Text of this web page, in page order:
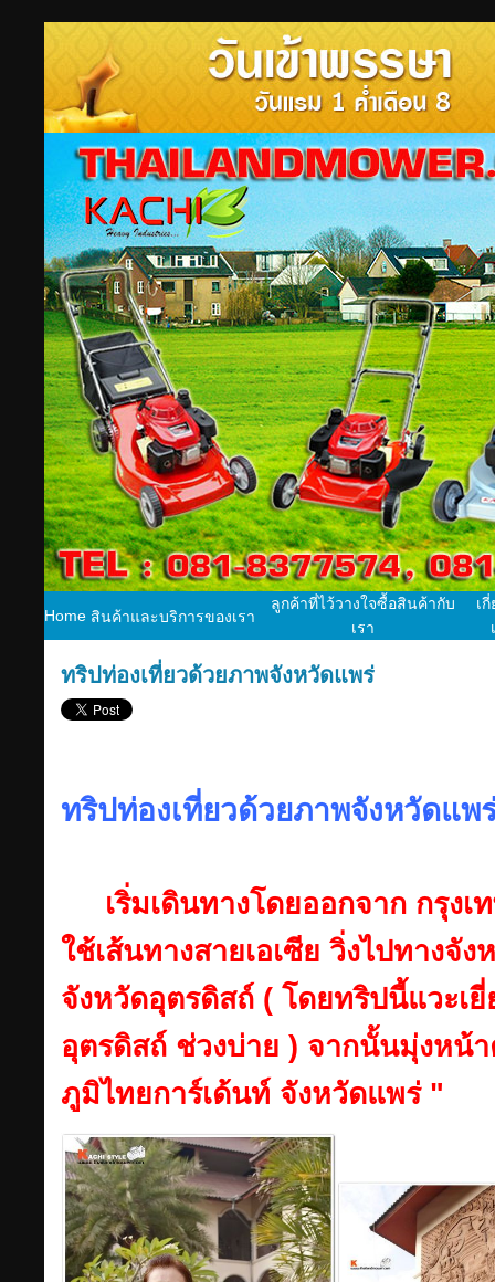
Home สินค้าและบริการของเรา
ลูกค้าที่ไว้วางใจซื้อสินค้ากับ
เรา
เ
ทริปท่องเที่ยวด้วยภาพจังหวัดแพร่
ทริปท่องเที่ยวด้วยภาพจังหวัดแพ
เริ่มเดินทางโดยออกจาก กรุงเ
ใช้เส้นทางสายเอเซีย วิ่งไปทางจั
จังหวัดอุตรดิสถ์ ( โดยทริปนี้แวะเ
อุตรดิสถ์ ช่วงบ่าย ) จากนั้นมุ่งหน้
ภูมิไทยการ์เด้นท์ จังหวัดแพร่ "